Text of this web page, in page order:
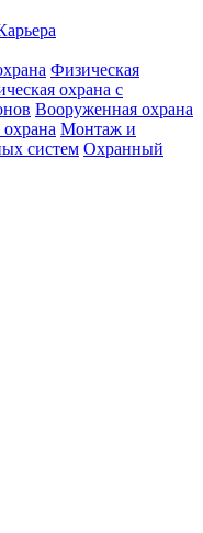
Физическая
охрана с
Вооруженная охрана
Монтаж и
систем Охранный